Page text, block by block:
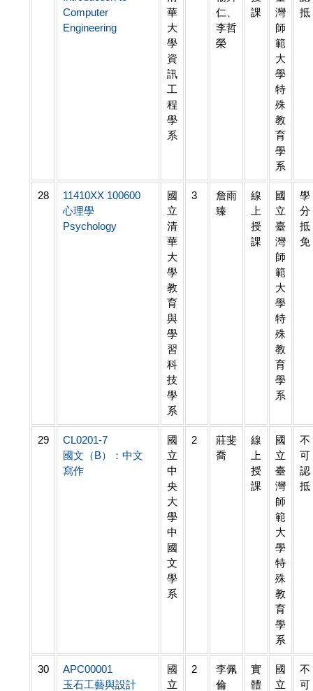
Computer
Engineering
華
大
學
資
訊
工
程
學
系
仁、
李哲
榮
課
灣
師
範
大
學
特
殊
教
育
學
系
抵
28
11410XX 100600
心理學
Psychology
國
立
清
華
大
學
教
育
與
學
習
科
技
學
系
3
詹雨
臻
線
上
授
課
國
立
臺
灣
師
範
大
學
特
殊
教
育
學
系
學
分
抵
免
29
CL0201-7
國文（B）：中文
寫作
國
立
中
央
大
學
中
國
文
學
系
2
莊斐
喬
線
上
授
課
國
立
臺
灣
師
範
大
學
特
殊
教
育
學
系
不
可
認
抵
30
APC00001
玉石工藝與設計
國
立
2
李佩
倫
實
體
國
立
不
可